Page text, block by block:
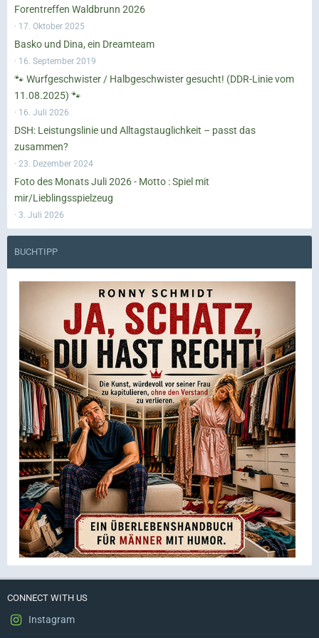
Forentreffen Waldbrunn 2026
17. Oktober 2025
Basko und Dina, ein Dreamteam
16. September 2019
🐾 Wurfgeschwister / Halbgeschwister gesucht! (DDR-Linie vom
11.08.2025) 🐾
16. Juli 2026
DSH: Leistungslinie und Alltagstauglichkeit – passt das
zusammen?
23. Dezember 2024
Foto des Monats Juli 2026 - Motto : Spiel mit
mir/Lieblingsspielzeug
3. Juli 2026
BUCHTIPP
CONNECT WITH US
Instagram